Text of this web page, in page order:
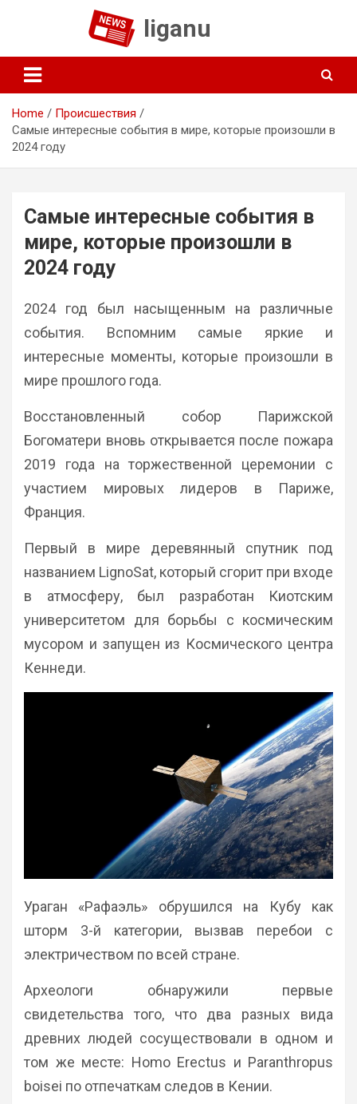
liganu
Home
Происшествия
Самые интересные события в мире, которые произошли в
2024 году
Самые интересные события в
мире, которые произошли в
2024 году
2024 год был насыщенным на различные
события. Вспомним самые яркие и
интересные моменты, которые произошли в
мире прошлого года.
Восстановленный собор Парижской
Богоматери вновь открывается после пожара
2019 года на торжественной церемонии с
участием мировых лидеров в Париже,
Франция.
Первый в мире деревянный спутник под
названием LignoSat, который сгорит при входе
в атмосферу, был разработан Киотским
университетом для борьбы с космическим
мусором и запущен из Космического центра
Кеннеди.
Ураган «Рафаэль» обрушился на Кубу как
шторм 3-й категории, вызвав перебои с
электричеством по всей стране.
Археологи обнаружили первые
свидетельства того, что два разных вида
древних людей сосуществовали в одном и
том же месте: Homo Erectus и Paranthropus
boisei по отпечаткам следов в Кении.